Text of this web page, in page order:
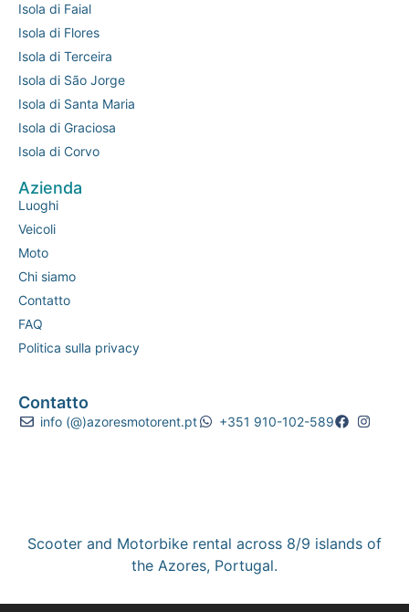
Isola di Faial
Isola di Flores
Isola di Terceira
Isola di São Jorge
Isola di Santa Maria
Isola di Graciosa
Isola di Corvo
Azienda
Luoghi
Veicoli
Moto
Chi siamo
Contatto
FAQ
Politica sulla privacy
Contatto
info (@)azoresmotorent.pt +351 910-102-589
Scooter and Motorbike rental across 8/9 islands of
the Azores, Portugal.